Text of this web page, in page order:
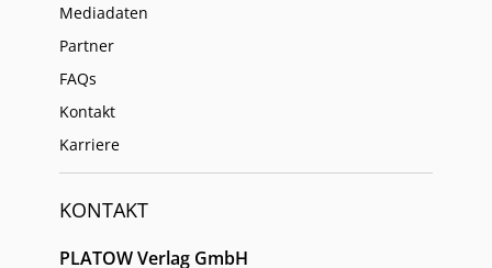
Mediadaten
Partner
FAQs
Kontakt
Karriere
KONTAKT
PLATOW Verlag GmbH